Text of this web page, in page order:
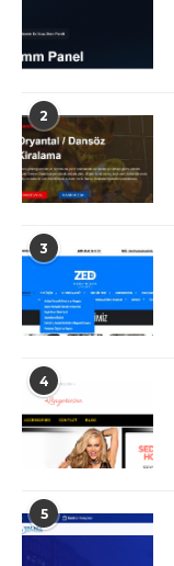
2
3
4
5